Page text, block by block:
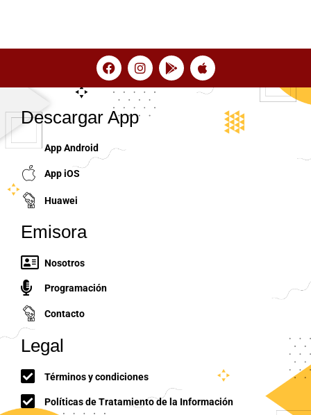
Descargar App
App Android
App iOS
Huawei
Emisora
Nosotros
Programación
Contacto
Legal
Términos y condiciones
Políticas de Tratamiento de la Información